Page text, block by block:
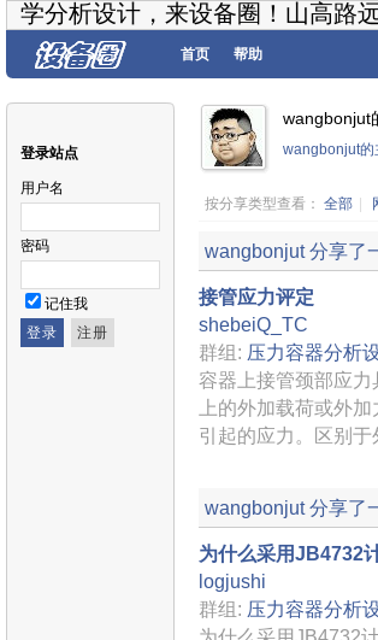
学分析设计，来设备圈！山高路
首页 帮助
登录站点
用户名
密码
记住我
wangbonjut
wangbonjut的
按分享类型查看： 全部
wangbonjut 分享了
接管应力评定
shebeiQ_TC
群组: 压力容器分析
容器上接管颈部应
上的外加载荷或外
引起的应力。区别于
wangbonjut 分享了
为什么采用JB4732
logjushi
群组: 压力容器分析